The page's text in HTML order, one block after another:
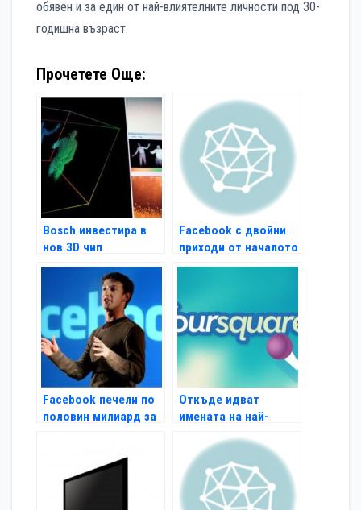
обявен и за един от най-влиятелните личности под 30-
годишна възраст.
Прочетете Още:
Bosch инвестира в
нов 3D чип
Facebook с двойни
приходи от началото
на 2011 г.
Facebook печели по
половин милиард за
Откъде идват
имената на най-
компании?